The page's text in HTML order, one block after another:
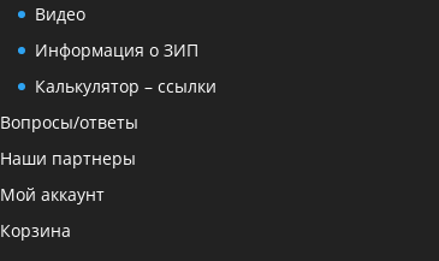
Видео
Информация о ЗИП
Калькулятор – ссылки
Вопросы/ответы
Наши партнеры
Мой аккаунт
Корзина